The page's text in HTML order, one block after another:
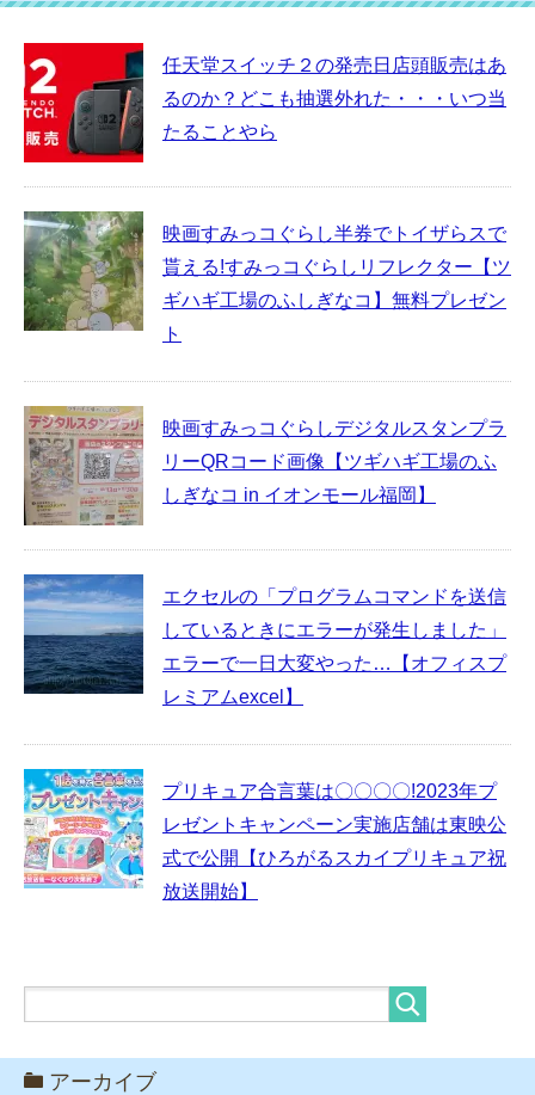
任天堂スイッチ２の発売日店頭販売はあ
るのか？どこも抽選外れた・・・いつ当
たることやら
映画すみっコぐらし半券でトイザらスで
貰える!すみっコぐらしリフレクター【ツ
ギハギ工場のふしぎなコ】無料プレゼン
ト
映画すみっコぐらしデジタルスタンプラ
リーQRコード画像【ツギハギ工場のふ
しぎなコ in イオンモール福岡】
エクセルの「プログラムコマンドを送信
しているときにエラーが発生しました」
エラーで一日大変やった…【オフィスプ
レミアムexcel】
プリキュア合言葉は〇〇〇〇!2023年プ
レゼントキャンペーン実施店舗は東映公
式で公開【ひろがるスカイプリキュア祝
放送開始】
アーカイブ